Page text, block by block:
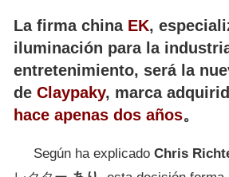
La firma china EK,
iluminación para la
entretenimiento, será la
de Claypaky, marca
hace apenas dos años。
Según ha explicado Chris